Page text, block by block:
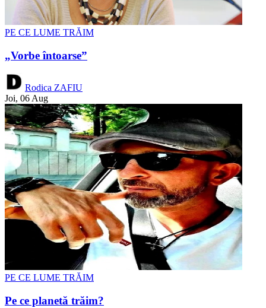
PE CE LUME TRĂIM
„Vorbe întoarse”
Rodica ZAFIU
Joi, 06 Aug
PE CE LUME TRĂIM
Pe ce planetă trăim?